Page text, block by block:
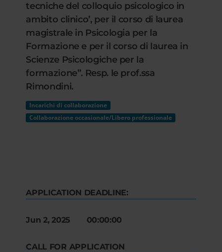
tecniche del colloquio psicologico in
ambito clinico’, per il corso di laurea
magistrale in Psicologia per la
Formazione e per il corso di laurea in
Scienze Psicologiche per la
formazione”. Resp. le prof.ssa
Rimondini.
Incarichi di collaborazione
Collaborazione occasionale/Libero professionale
APPLICATION DEADLINE:
Jun 2, 2025 00:00:00
CALL FOR APPLICATION